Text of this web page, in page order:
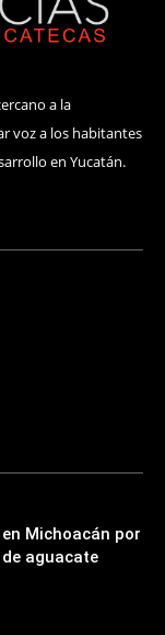
a la
voz a los habitantes
en Yucatán.
Michoacán por
aguacate